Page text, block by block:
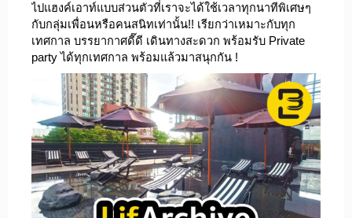
ไปแฮงค์เอาท์แบบส่วนตัวที่เราจะได้ใช้เวลาทุกนาทีพิเศษๆ
กับกลุ่มเพื่อนหรือคนสนิทเท่านั้น!! เรียกว่าเหมาะกับทุก
เทศกาล บรรยากาศดี๊ดี เดินทางสะดวก พร้อมรับ Private
party ได้ทุกเทศกาล พร้อมแล้วมาสนุกกัน !